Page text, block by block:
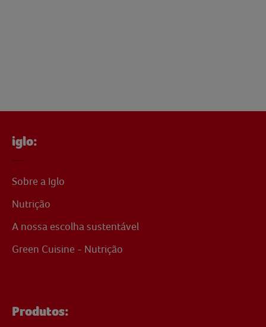
iglo:
Sobre a Iglo
Nutrição
A nossa escolha sustentável
Green Cuisine - Nutrição
Produtos: